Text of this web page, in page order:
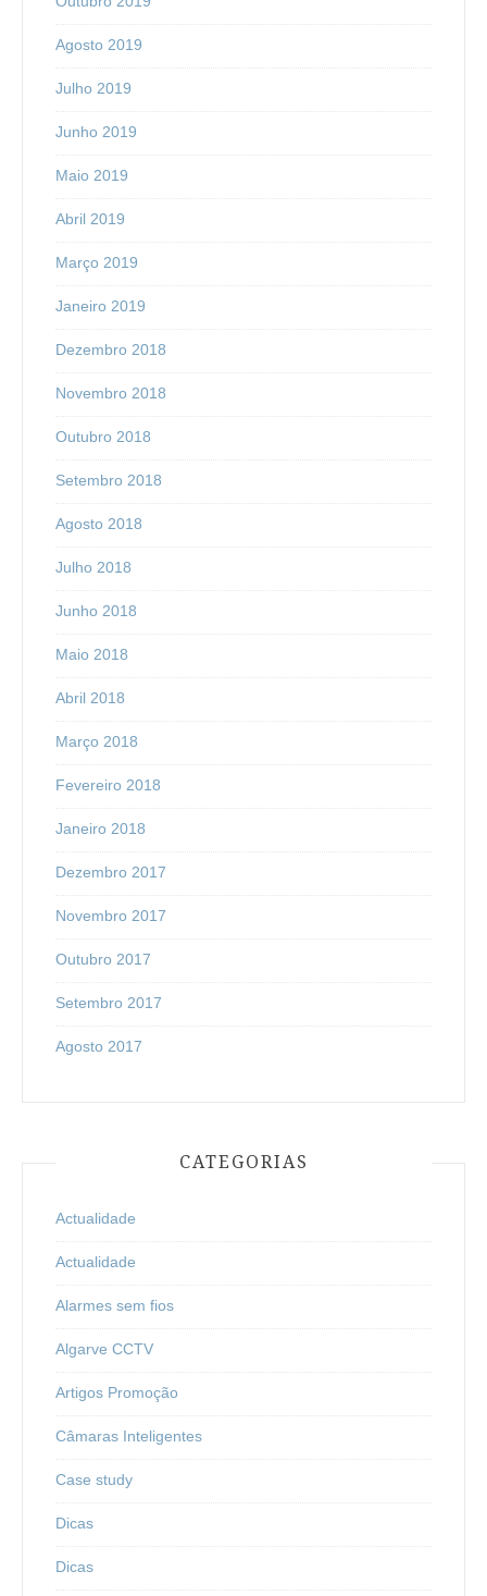
Agosto 2019
Julho 2019
Junho 2019
Maio 2019
Abril 2019
Março 2019
Janeiro 2019
Dezembro 2018
Novembro 2018
Outubro 2018
Setembro 2018
Agosto 2018
Julho 2018
Junho 2018
Maio 2018
Abril 2018
Março 2018
Fevereiro 2018
Janeiro 2018
Dezembro 2017
Novembro 2017
Outubro 2017
Setembro 2017
Agosto 2017
CATEGORIAS
Actualidade
Actualidade
Alarmes sem fios
Algarve CCTV
Artigos Promoção
Câmaras Inteligentes
Case study
Dicas
Dicas